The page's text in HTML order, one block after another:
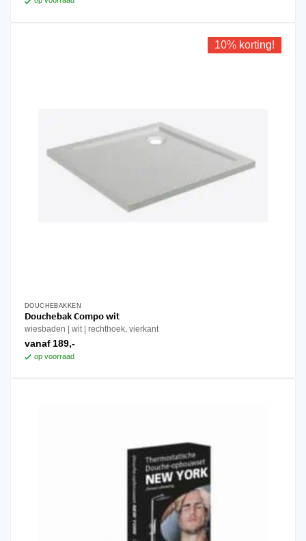
10% korting!
DOUCHEBAKKEN
Douchebak Compo wit
wiesbaden wit rechthoek, vierkant
vanaf 189,-
op voorraad
Dit
product